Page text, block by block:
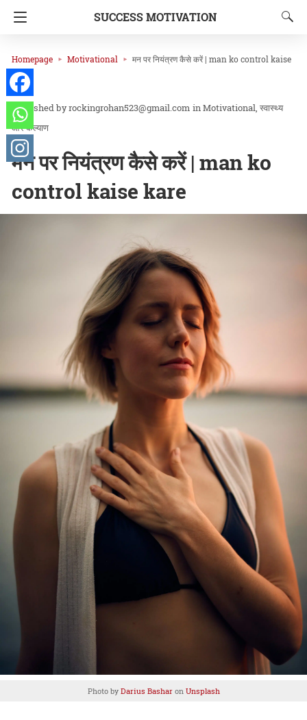
SUCCESS MOTIVATION
Homepage Motivational मन पर नियंत्रण कैसे करें | man ko control kaise
kare
rockingrohan523@gmail.com inMotivational स्वास्थ्य
और कल्याण
मन पर नियंत्रण कैसे करें | man ko
control kaise kare
Photo by Darius Basharon Unsplash